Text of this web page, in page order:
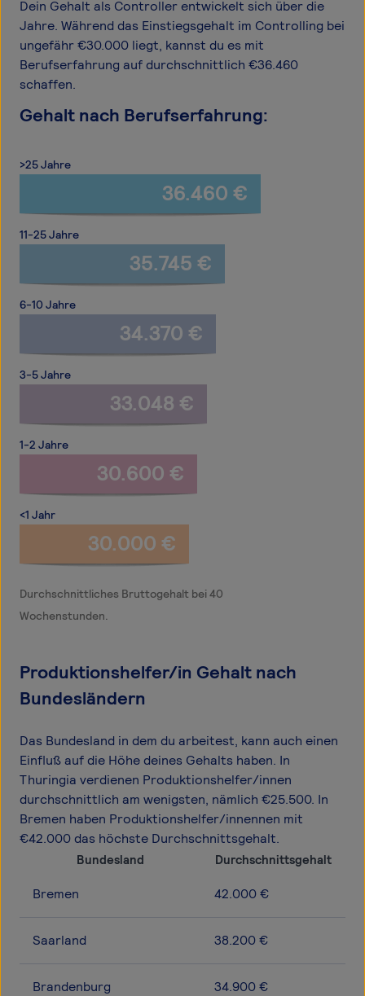
Dein Gehalt als Controller entwickelt sich über die
Jahre. Während das Einstiegsgehalt im Controlling bei
ungefähr €30.000 liegt, kannst du es mit
Berufserfahrung auf durchschnittlich €36.460
schaffen.
Gehalt nach Berufserfahrung:
>25 Jahre
36.460 €
11-25 Jahre
35.745 €
6-10 Jahre
34.370 €
3-5 Jahre
33.048 €
1-2 Jahre
30.600 €
<1 Jahr
30.000 €
Durchschnittliches Bruttogehalt bei 40
Wochenstunden.
Produktionshelfer/in Gehalt nach
Bundesländern
Das Bundesland in dem du arbeitest, kann auch einen
Einfluß auf die Höhe deines Gehalts haben. In
Thuringia verdienen Produktionshelfer/innen
durchschnittlich am wenigsten, nämlich €25.500. In
Bremen haben Produktionshelfer/innennen mit
€42.000 das höchste Durchschnittsgehalt.
Bundesland Durchschnittsgehalt
Bremen 42.000 €
Saarland 38.200 €
Brandenburg 34.900 €